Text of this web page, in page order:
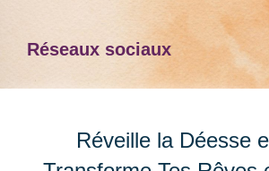
Réseaux sociaux
Réveille la Déesse